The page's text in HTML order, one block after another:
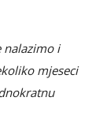
nalazimo i
mjeseci